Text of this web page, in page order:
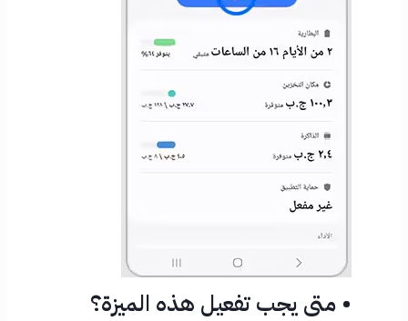
• متى يجب تفعيل هذه الميزة؟